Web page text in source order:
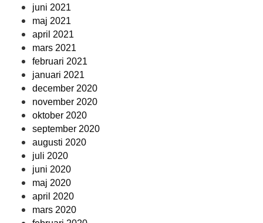
juni 2021
maj 2021
april 2021
mars 2021
februari 2021
januari 2021
december 2020
november 2020
oktober 2020
september 2020
augusti 2020
juli 2020
juni 2020
maj 2020
april 2020
mars 2020